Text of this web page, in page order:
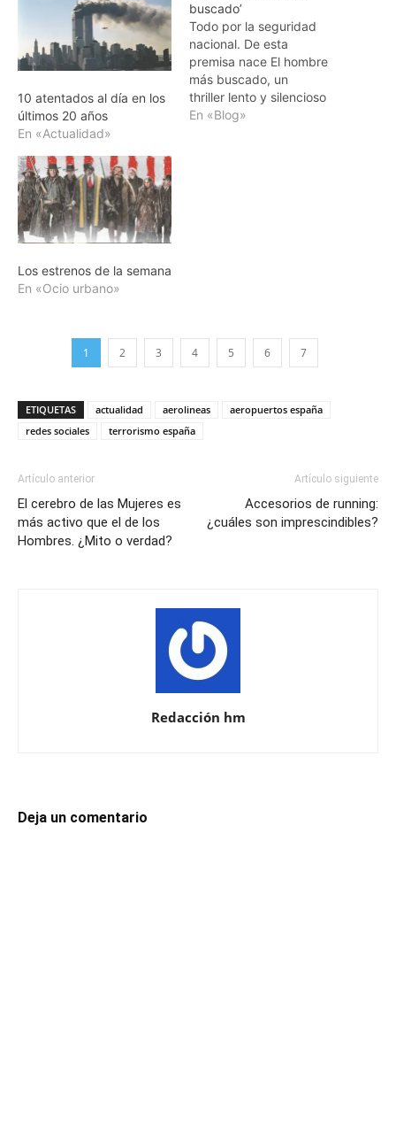
10 atentados al día en los
últimos 20 años
En «Actualidad»
buscado’
Todo por la seguridad
nacional. De esta
premisa nace El hombre
más buscado, un
thriller lento y silencioso
sobre espionaje y
En «Blog»
Los estrenos de la semana
En «Ocio urbano»
1 2 3 4 5 6 7
ETIQUETAS actualidad aerolineas
aeropuertos españa
redes sociales
terrorismo españa
Artículo anterior
El cerebro de las Mujeres es
más activo que el de los
Hombres. ¿Mito o verdad?
Artículo siguiente
Accesorios de running:
¿cuáles son imprescindibles?
Redacción hm
Deja un comentario